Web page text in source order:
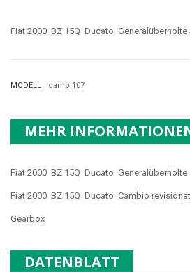
Fiat 2000 BZ 15Q Ducato Generalüberholte
MODELL cambi107
MEHR
Fiat 2000 BZ 15Q Ducato Generalüberholte
Fiat 2000 BZ 15Q Ducato Cambio
Gearbox
DATENBLATT